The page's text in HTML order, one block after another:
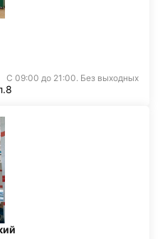
С 09:00 до 21:00. Без выходных